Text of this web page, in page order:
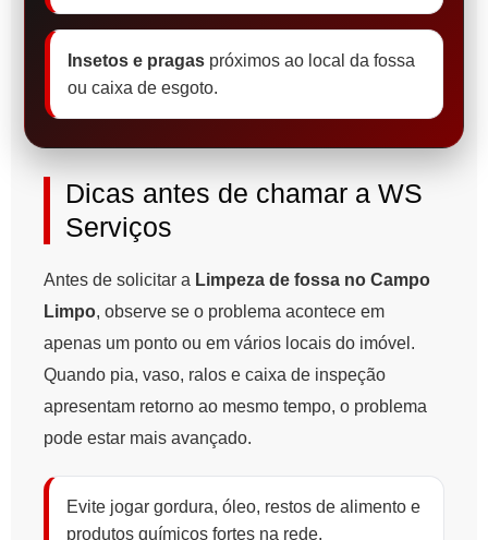
Insetos e pragas próximos ao local da fossa
ou caixa de esgoto.
Dicas antes de chamar a WS
Serviços
Antes de solicitar a Limpeza de fossa no Campo
Limpo, observe se o problema acontece em
apenas um ponto ou em vários locais do imóvel.
Quando pia, vaso, ralos e caixa de inspeção
apresentam retorno ao mesmo tempo, o problema
pode estar mais avançado.
Evite jogar gordura, óleo, restos de alimento e
produtos químicos fortes na rede.